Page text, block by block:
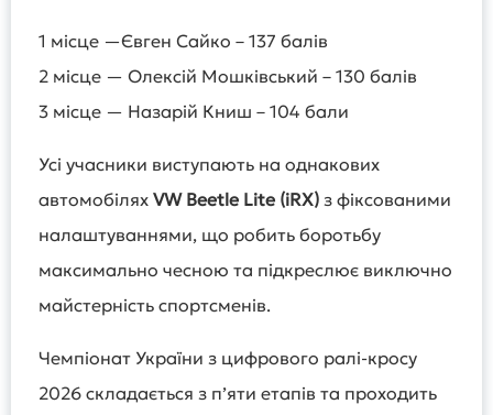
1 місце —Євген Сайко – 137 балів
2 місце — Олексій Мошківський – 130 балів
3 місце — Назарій Книш – 104 бали
Усі учасники виступають на однакових
автомобілях VW Beetle Lite (iRX) з фіксованими
налаштуваннями, що робить боротьбу
максимально чесною та підкреслює виключно
майстерність спортсменів.
Чемпіонат України з цифрового ралі-кросу
2026 складається з п’яти етапів та проходить